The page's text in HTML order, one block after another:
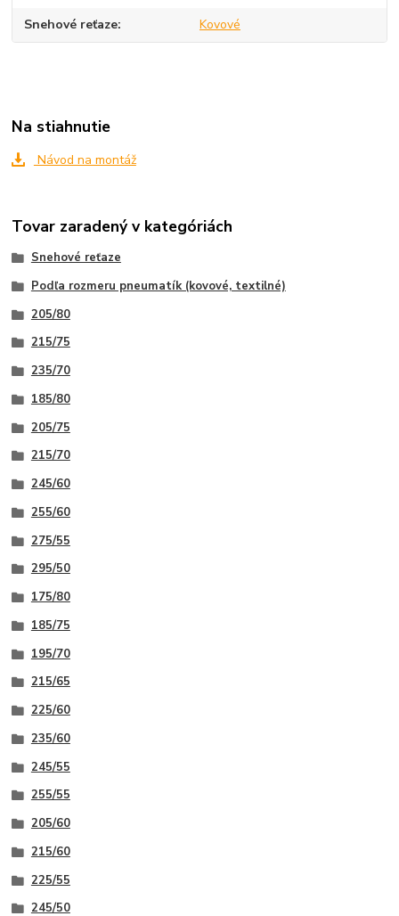
Snehové reťaze Kovové
Na stiahnutie
Návod na montáž
Tovar zaradený v kategóriách
Snehové reťaze
Podľa rozmeru pneumatík (kovové, textilné)
205/80
215/75
235/70
185/80
205/75
215/70
245/60
255/60
275/55
295/50
175/80
185/75
195/70
215/65
225/60
235/60
245/55
255/55
205/60
215/60
225/55
245/50